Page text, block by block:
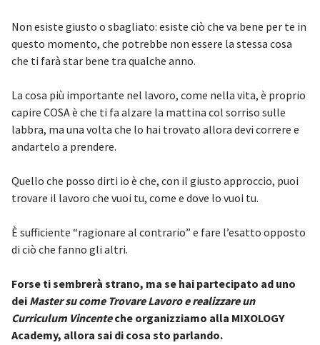
Non esiste giusto o sbagliato: esiste ciò che va bene per te in
questo momento, che potrebbe non essere la stessa cosa
che ti farà star bene tra qualche anno.
La cosa più importante nel lavoro, come nella vita, è proprio
capire COSA è che ti fa alzare la mattina col sorriso sulle
labbra, ma una volta che lo hai trovato allora devi correre e
andartelo a prendere.
Quello che posso dirti io è che, con il giusto approccio, puoi
trovare il lavoro che vuoi tu, come e dove lo vuoi tu.
È sufficiente “ragionare al contrario” e fare l’esatto opposto
di ciò che fanno gli altri.
Forse ti sembrerà strano, ma se hai partecipato ad uno
dei Master su come Trovare Lavoro e realizzare un
Curriculum Vincenteche organizziamo alla MIXOLOGY
Academy, allora sai di cosa sto parlando.